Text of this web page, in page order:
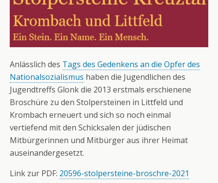
Anlässlich des Tags des Gedenkens an die Opfer des
Nationalsozialismus haben die Jugendlichen des
Jugendtreffs Glonk die 2013 erstmals erschienene
Broschüre zu den Stolpersteinen in Littfeld und
Krombach erneuert und sich so noch einmal
vertiefend mit den Schicksalen der jüdischen
Mitbürgerinnen und Mitbürger aus ihrer Heimat
auseinandergesetzt.
Link zur PDF: 20596-stolpersteine-broschre-2021